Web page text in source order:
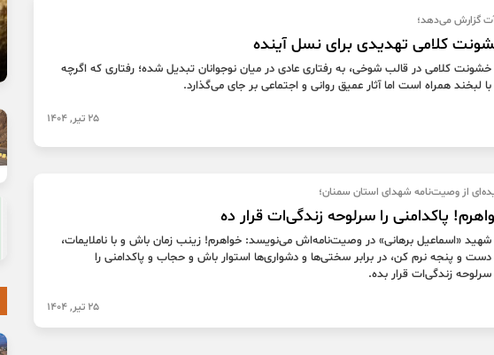
گزارش می‌دهد؛
کلامی تهدیدی برای نسل آینده
خشونت کلامی در قالب شوخی، به رفتاری عادی در میان نوجوانان تبدیل شده؛ رفتاری که اگرچه
با لبخند همراه است اما آثار عمیق روانی و اجتماعی بر جای می‌گذارد.
25 تیر, 1404
از وصیت‌نامه شهدای استان سمنان؛
پاکدامنی را سرلوحه زندگی‌ات قرار ده
شهید «اسماعیل برهانی» در وصیت‌نامه‌اش می‌نویسد: خواهرم! زینب زمان باش و با ناملایمات،
دست و پنجه نرم کن، در برابر سختی‌ها و دشواری‌ها استوار باش و حجاب و پاکدامنی را
سرلوحه زندگی‌ات قرار بده.
25 تیر, 1404